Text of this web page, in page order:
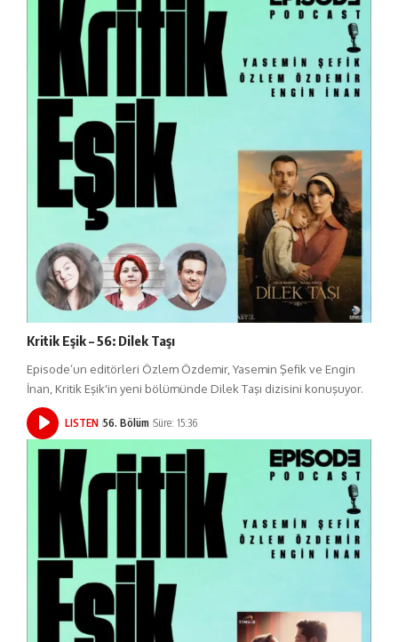
Kritik Eşik – 56: Dilek Taşı
Episode’un editörleri Özlem Özdemir, Yasemin Şefik ve Engin
İnan, Kritik Eşik'in yeni bölümünde Dilek Taşı dizisini konuşuyor.
LISTEN 56. Bölüm Süre: 15:36